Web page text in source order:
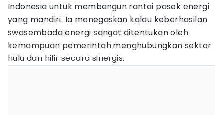
Indonesia untuk membangun rantai pasok energi
yang mandiri. Ia menegaskan kalau keberhasilan
swasembada energi sangat ditentukan oleh
kemampuan pemerintah menghubungkan sektor
hulu dan hilir secara sinergis.